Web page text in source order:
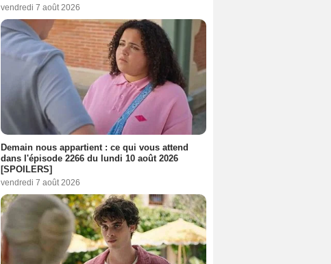
vendredi 7 août 2026
Demain nous appartient : ce qui vous attend
dans l'épisode 2266 du lundi 10 août 2026
[SPOILERS]
vendredi 7 août 2026